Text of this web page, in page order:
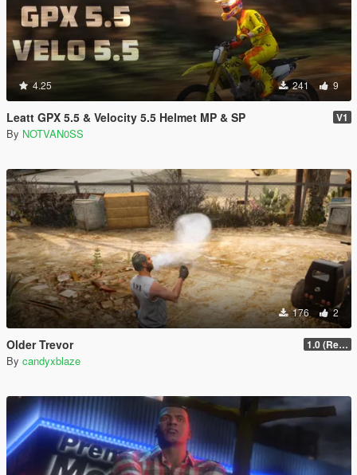
4.25 241 9
Leatt GPX 5.5 & Velocity 5.5 Helmet MP & SP V1
By NOTVAN0SS
176 2
Older Trevor 1.0 (Release)
By candyxblaze